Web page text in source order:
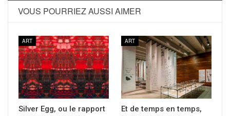
VOUS POURRIEZ AUSSI AIMER
ART
Silver Egg, ou le rapport
ART
Et de temps en temps,